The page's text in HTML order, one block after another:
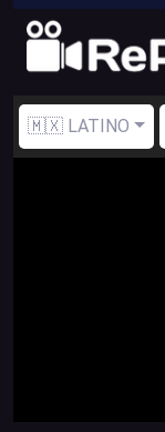
🇲🇽 LATINO